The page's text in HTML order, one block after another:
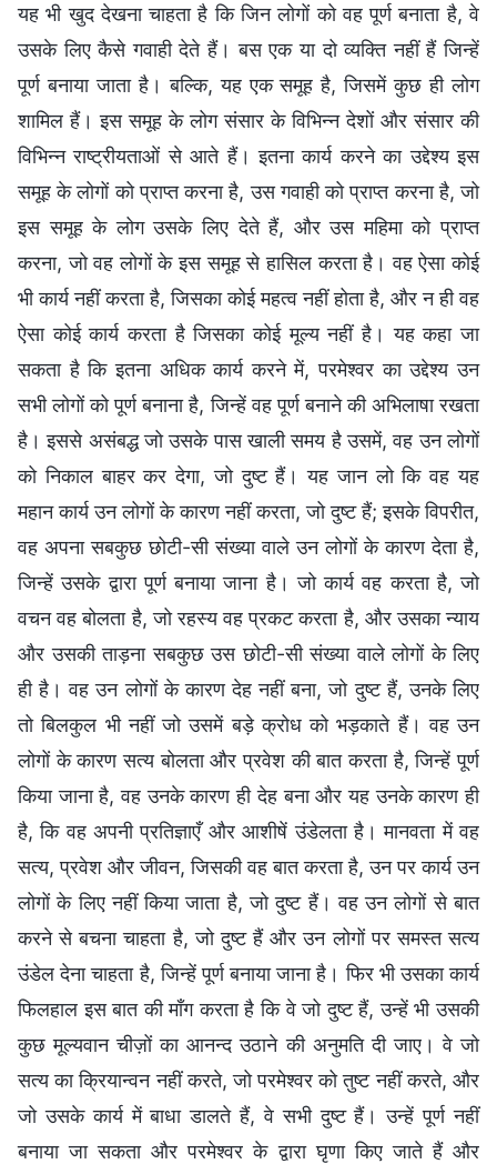
यह भी खुद देखना चाहता है कि जिन लोगों को वह पूर्ण बनाता है, वे
उसके लिए कैसे गवाही देते हैं। बस एक या दो व्यक्ति नहीं हैं जिन्हें
पूर्ण बनाया जाता है। बल्कि, यह एक समूह है, जिसमें कुछ ही लोग
शामिल हैं। इस समूह के लोग संसार के विभिन्न देशों और संसार की
विभिन्न राष्ट्रीयताओं से आते हैं। इतना कार्य करने का उद्देश्य इस
समूह के लोगों को प्राप्त करना है, उस गवाही को प्राप्त करना है, जो
इस समूह के लोग उसके लिए देते हैं, और उस महिमा को प्राप्त
करना, जो वह लोगों के इस समूह से हासिल करता है। वह ऐसा कोई
भी कार्य नहीं करता है, जिसका कोई महत्व नहीं होता है, और न ही वह
ऐसा कोई कार्य करता है जिसका कोई मूल्य नहीं है। यह कहा जा
सकता है कि इतना अधिक कार्य करने में, परमेश्वर का उद्देश्य उन
सभी लोगों को पूर्ण बनाना है, जिन्हें वह पूर्ण बनाने की अभिलाषा रखता
है। इससे असंबद्ध जो उसके पास खाली समय है उसमें, वह उन लोगों
को निकाल बाहर कर देगा, जो दुष्ट हैं। यह जान लो कि वह यह
महान कार्य उन लोगों के कारण नहीं करता, जो दुष्ट हैं; इसके विपरीत,
वह अपना सबकुछ छोटी-सी संख्या वाले उन लोगों के कारण देता है,
जिन्हें उसके द्वारा पूर्ण बनाया जाना है। जो कार्य वह करता है, जो
वचन वह बोलता है, जो रहस्य वह प्रकट करता है, और उसका न्याय
और उसकी ताड़ना सबकुछ उस छोटी-सी संख्या वाले लोगों के लिए
ही है। वह उन लोगों के कारण देह नहीं बना, जो दुष्ट हैं, उनके लिए
तो बिलकुल भी नहीं जो उसमें बड़े क्रोध को भड़काते हैं। वह उन
लोगों के कारण सत्य बोलता और प्रवेश की बात करता है, जिन्हें पूर्ण
किया जाना है, वह उनके कारण ही देह बना और यह उनके कारण ही
है, कि वह अपनी प्रतिज्ञाएँ और आशीषें उंडेलता है। मानवता में वह
सत्य, प्रवेश और जीवन, जिसकी वह बात करता है, उन पर कार्य उन
लोगों के लिए नहीं किया जाता है, जो दुष्ट हैं। वह उन लोगों से बात
करने से बचना चाहता है, जो दुष्ट हैं और उन लोगों पर समस्त सत्य
उंडेल देना चाहता है, जिन्हें पूर्ण बनाया जाना है। फिर भी उसका कार्य
फिलहाल इस बात की माँग करता है कि वे जो दुष्ट हैं, उन्हें भी उसकी
कुछ मूल्यवान चीज़ों का आनन्द उठाने की अनुमति दी जाए। वे जो
सत्य का क्रियान्वन नहीं करते, जो परमेश्वर को तुष्ट नहीं करते, और
जो उसके कार्य में बाधा डालते हैं, वे सभी दुष्ट हैं। उन्हें पूर्ण नहीं
बनाया जा सकता और परमेश्वर के द्वारा घृणा किए जाते हैं और